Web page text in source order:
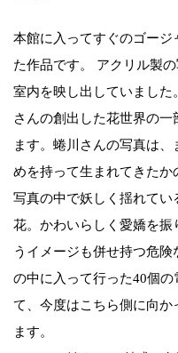
本館に入ってすぐのゴー
た作品です。 アクリル製
室内を映し出していました
さんの創出した花世界の
ます。蜷川さんの写真は
めを持って生まれてきたか
写真の中で妖しく揺れて
花。かわいらしく愛嬌を
うイメージも併せ持つ危
の中に入って行った40個
て、今度はこちら側に向か
ます。